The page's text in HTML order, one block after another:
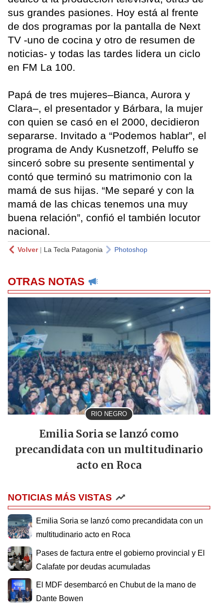
sus grandes pasiones. Hoy está al frente
de dos programas por la pantalla de Next
TV -uno de cocina y otro de resumen de
noticias- y todas las tardes lidera un ciclo
en FM La 100.
Papá de tres mujeres–Bianca, Aurora y
Clara–, el presentador y Bárbara, la mujer
con quien se casó en el 2000, decidieron
separarse. Invitado a “Podemos hablar”, el
programa de Andy Kusnetzoff, Peluffo se
sinceró sobre su presente sentimental y
contó que terminó su matrimonio con la
mamá de sus hijas. “Me separé y con la
mamá de las chicas tenemos una muy
buena relación”, confió el también locutor
nacional.
Volver| La Tecla Patagonia Photoshop
OTRAS NOTAS
RIO NEGRO
Emilia Soria se lanzó como
precandidata con un multitudinario
acto en Roca
NOTICIAS MÁS VISTAS
Emilia Soria se lanzó como precandidata con un
multitudinario acto en Roca
Pases de factura entre el gobierno provincial y El
Calafate por deudas acumuladas
El MDF desembarcó en Chubut de la mano de
Dante Bowen